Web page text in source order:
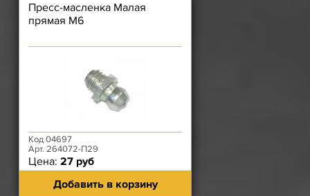
Пресс-масленка Малая
прямая М6
Код 04697
Арт. 264072-П29
Цена: 27 руб
Добавить в корзину